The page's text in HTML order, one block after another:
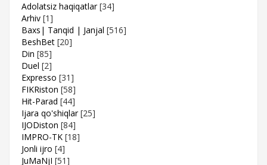
Adolatsiz haqiqatlar [34]
Arhiv [1]
Baxs| Tanqid | Janjal [516]
BeshBet [20]
Din [85]
Duel [2]
Expresso [31]
FIKRiston [58]
Hit-Parad [44]
Ijara qo'shiqlar [25]
IJODiston [84]
IMPRO-TK [18]
Jonli ijro [4]
JuMaNjI [51]